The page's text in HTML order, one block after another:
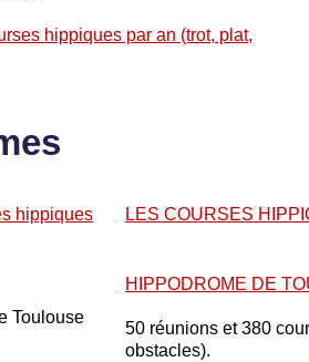
hippiques par an (trot, plat,
LES COURSES
HIPPODROME DE
50 réunions et 380
obstacles).